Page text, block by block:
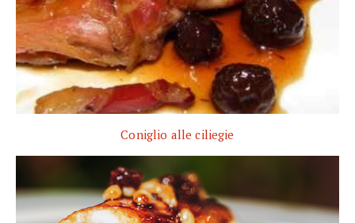
Coniglio alle ciliegie